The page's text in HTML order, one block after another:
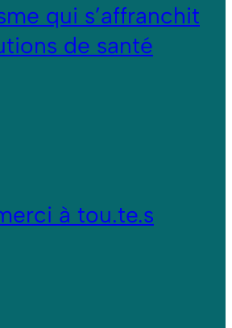
qui s’affranchit
de santé
à tou.te.s